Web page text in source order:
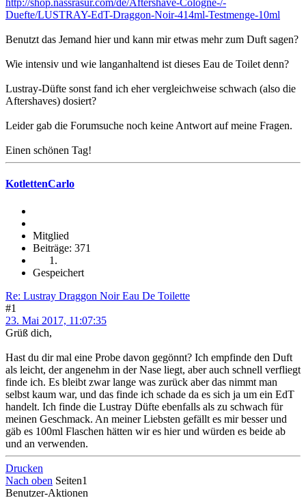
http://shop.nassrasur.com/de/Aftershave-Cologne-/-
Duefte/LUSTRAY-EdT-Draggon-Noir-414ml-Testmenge-10ml
Benutzt das Jemand hier und kann mir etwas mehr zum Duft sagen?
Wie intensiv und wie langanhaltend ist dieses Eau de Toilet denn?
Lustray-Düfte sonst fand ich eher vergleichweise schwach (also die
Aftershaves) dosiert?
Leider gab die Forumsuche noch keine Antwort auf meine Fragen.
Einen schönen Tag!
KotlettenCarlo
Mitglied
Beiträge: 371
Gespeichert
Re: Lustray Draggon Noir Eau De Toilette
#1
23. Mai 2017, 11:07:35
Grüß dich,
Hast du dir mal eine Probe davon gegönnt? Ich empfinde den Duft
als leicht, der angenehm in der Nase liegt, aber auch schnell verfliegt
finde ich. Es bleibt zwar lange was zurück aber das nimmt man
selbst kaum war, und das finde ich schade da es sich ja um ein EdT
handelt. Ich finde die Lustray Düfte ebenfalls als zu schwach für
meinen Geschmack. An meiner Liebsten gefällt es mir besser und
gäb es 100ml Flaschen hätten wir es hier und würden es beide ab
und an verwenden.
Drucken
Nach oben Seiten1
Benutzer-Aktionen